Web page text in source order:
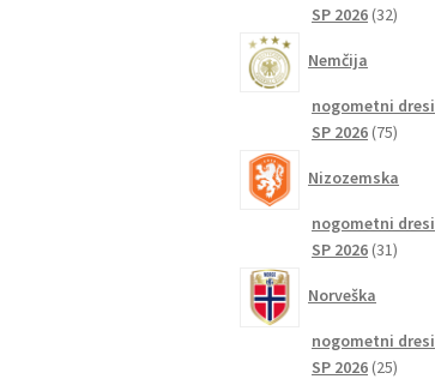
SP 2026 3232
Nemčija
nogometni dresi
SP 2026 7575
Nizozemska
nogometni dresi
SP 2026 3131
Norveška
nogometni dresi
SP 2026 2525